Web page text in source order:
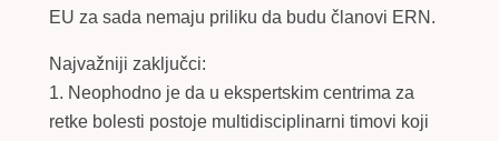
EU za sada nemaju priliku da budu članovi ERN.
Najvažniji zaključci:
1. Neophodno je da u ekspertskim centrima za
retke bolesti postoje multidisciplinarni timovi koji